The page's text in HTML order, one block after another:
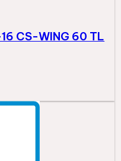
CS-WING 60 TL